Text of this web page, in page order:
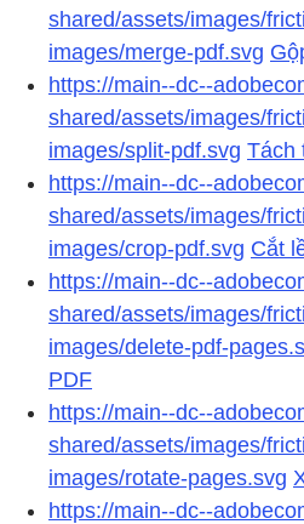
shared/assets/images/
images/merge-pdf.svg
https://main--dc--
shared/assets/images/
images/split-pdf.svg Tách
https://main--dc--
shared/assets/images/
images/crop-pdf.svg Cắt
https://main--dc--
shared/assets/images/
images/delete-pdf-
PDF
https://main--dc--
shared/assets/images/
images/rotate-pages.svg
https://main--dc--